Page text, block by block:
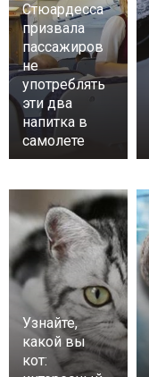
Стюардесса
призвала
пассажиров
не
употреблять
эти два
напитка в
самолете
Узнайте,
какой вы
кот: